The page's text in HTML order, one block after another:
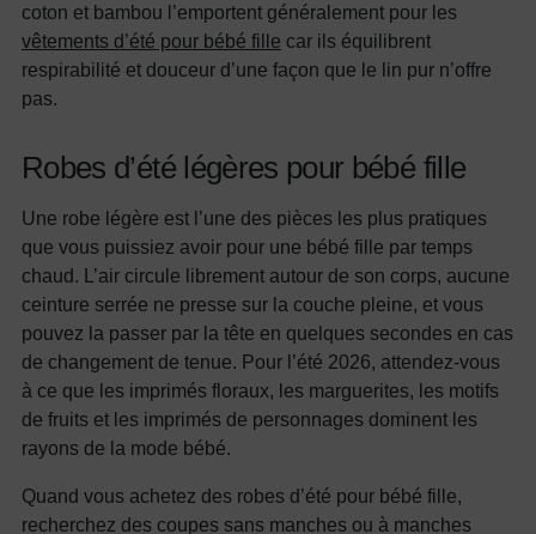
coton et bambou l’emportent généralement pour les
vêtements d’été pour bébé fille car ils équilibrent
respirabilité et douceur d’une façon que le lin pur n’offre
pas.
Robes d’été légères pour bébé fille
Une robe légère est l’une des pièces les plus pratiques
que vous puissiez avoir pour une bébé fille par temps
chaud. L’air circule librement autour de son corps, aucune
ceinture serrée ne presse sur la couche pleine, et vous
pouvez la passer par la tête en quelques secondes en cas
de changement de tenue. Pour l’été 2026, attendez-vous
à ce que les imprimés floraux, les marguerites, les motifs
de fruits et les imprimés de personnages dominent les
rayons de la mode bébé.
Quand vous achetez des robes d’été pour bébé fille,
recherchez des coupes sans manches ou à manches